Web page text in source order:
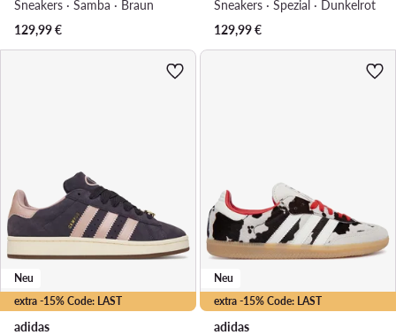
Sneakers · Samba · Braun
129,99€
Sneakers · Spezial · Dunkelrot
129,99€
extra -15% Code: LAST
Neu
adidas
extra -15% Code: LAST
Neu
adidas